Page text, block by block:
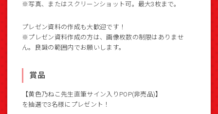
※写真、またはスクリーンショット可。最大3枚まで。
プレゼン資料の作成も大歓迎です！
※プレゼン資料作成の方は、画像枚数の制限はありませ
ん。良識の範囲内でお願いします。
賞品
【黄色乃ねこ先生直筆サイン入りPOP(非売品)】
を抽選で3名様にプレゼント！